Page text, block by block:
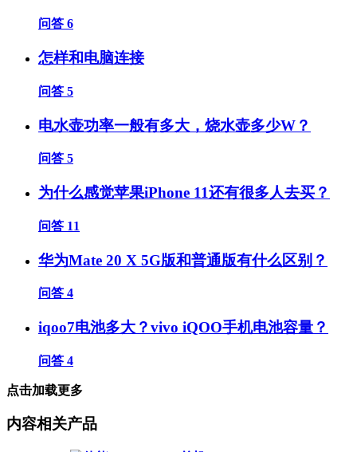
问答 6
怎样和电脑连接
问答 5
电水壶功率一般有多大，烧水壶多少W？
问答 5
为什么感觉苹果iPhone 11还有很多人去买？
问答 11
华为Mate 20 X 5G版和普通版有什么区别？
问答 4
iqoo7电池多大？vivo iQOO手机电池容量？
问答 4
点击加载更多
内容相关产品